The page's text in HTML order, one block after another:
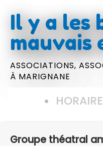
Il y a les
mauvais
ASSOCIATIONS,
À MARIGNANE
Groupe théatral